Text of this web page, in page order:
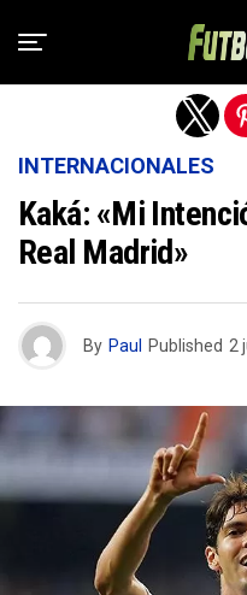
INTERNACIONALES
Kaká: «Mi
Real Madrid»
By Paul Published 2
Salir de